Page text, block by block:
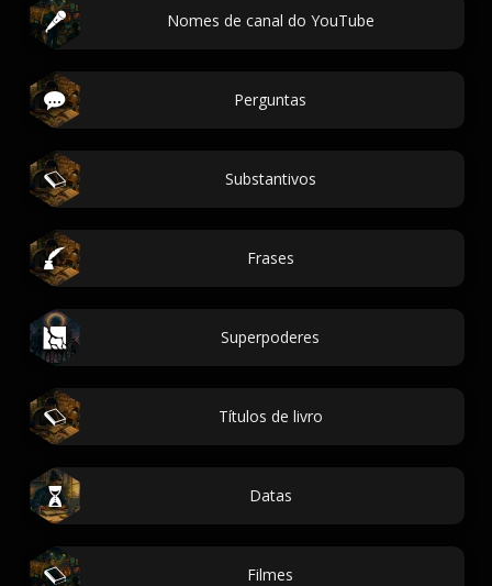
Nomes de canal do YouTube
Perguntas
Substantivos
Frases
Superpoderes
Títulos de livro
Datas
Filmes